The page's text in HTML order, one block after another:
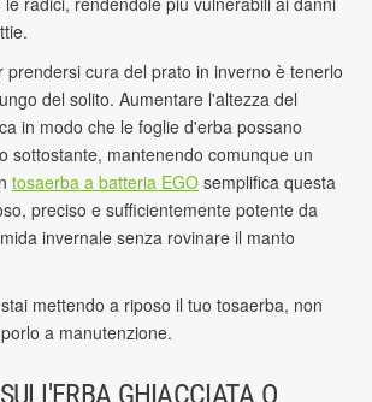
prendersi cura del prato in inverno è tenerlo
del solito. Aumentare l'altezza del
in modo che le foglie d'erba possano
sottostante, mantenendo comunque un
tosaerba a batteria EGO semplifica questa
preciso e sufficientemente potente da
invernale senza rovinare il manto
mettendo a riposo il tuo tosaerba, non
a manutenzione.
GHIACCIATA O